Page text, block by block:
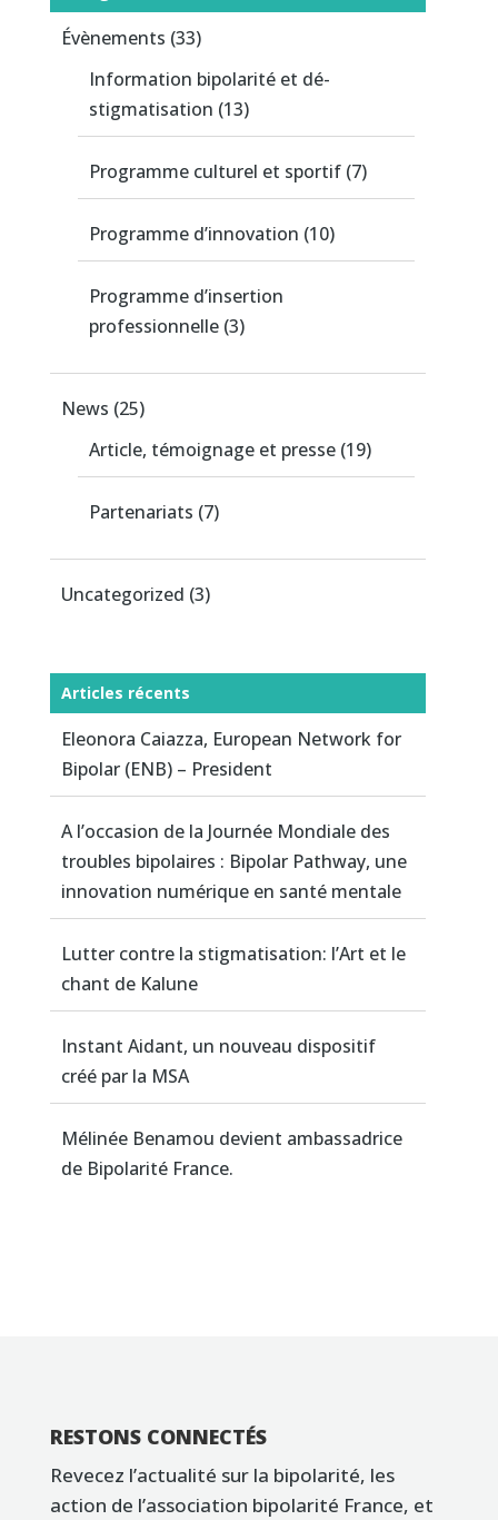
Évènements (33)
Information bipolarité et dé-
stigmatisation (13)
Programme culturel et sportif(7)
Programme d’innovation (10)
Programme d’insertion
professionnelle(3)
News (25)
Article, témoignage et presse(19)
Partenariats (7)
Uncategorized (3)
Articles récents
Eleonora Caiazza, European Network for
Bipolar (ENB) – President
A l’occasion de la Journée Mondiale des
troubles bipolaires : Bipolar Pathway, une
innovation numérique en santé mentale
Lutter contre la stigmatisation: l’Art et le
chant de Kalune
Instant Aidant, un nouveau dispositif
créé par la MSA
Mélinée Benamou devient ambassadrice
de Bipolarité France.
RESTONS CONNECTÉS
Revecez l’actualité sur la bipolarité, les
action de l’association bipolarité France, et